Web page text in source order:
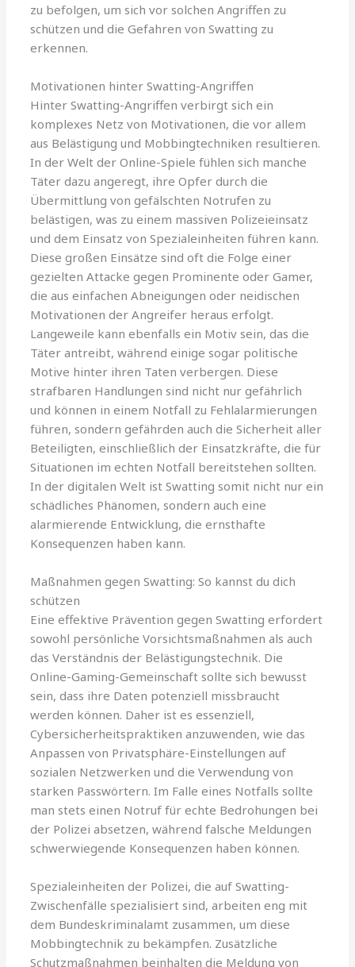
zu befolgen, um sich vor solchen Angriffen zu
schützen und die Gefahren von Swatting zu
erkennen.
Motivationen hinter Swatting-Angriffen
Hinter Swatting-Angriffen verbirgt sich ein
komplexes Netz von Motivationen, die vor allem
aus Belästigung und Mobbingtechniken resultieren.
In der Welt der Online-Spiele fühlen sich manche
Täter dazu angeregt, ihre Opfer durch die
Übermittlung von gefälschten Notrufen zu
belästigen, was zu einem massiven Polizeieinsatz
und dem Einsatz von Spezialeinheiten führen kann.
Diese großen Einsätze sind oft die Folge einer
gezielten Attacke gegen Prominente oder Gamer,
die aus einfachen Abneigungen oder neidischen
Motivationen der Angreifer heraus erfolgt.
Langeweile kann ebenfalls ein Motiv sein, das die
Täter antreibt, während einige sogar politische
Motive hinter ihren Taten verbergen. Diese
strafbaren Handlungen sind nicht nur gefährlich
und können in einem Notfall zu Fehlalarmierungen
führen, sondern gefährden auch die Sicherheit aller
Beteiligten, einschließlich der Einsatzkräfte, die für
Situationen im echten Notfall bereitstehen sollten.
In der digitalen Welt ist Swatting somit nicht nur ein
schädliches Phänomen, sondern auch eine
alarmierende Entwicklung, die ernsthafte
Konsequenzen haben kann.
Maßnahmen gegen Swatting: So kannst du dich
schützen
Eine effektive Prävention gegen Swatting erfordert
sowohl persönliche Vorsichtsmaßnahmen als auch
das Verständnis der Belästigungstechnik. Die
Online-Gaming-Gemeinschaft sollte sich bewusst
sein, dass ihre Daten potenziell missbraucht
werden können. Daher ist es essenziell,
Cybersicherheitspraktiken anzuwenden, wie das
Anpassen von Privatsphäre-Einstellungen auf
sozialen Netzwerken und die Verwendung von
starken Passwörtern. Im Falle eines Notfalls sollte
man stets einen Notruf für echte Bedrohungen bei
der Polizei absetzen, während falsche Meldungen
schwerwiegende Konsequenzen haben können.
Spezialeinheiten der Polizei, die auf Swatting-
Zwischenfälle spezialisiert sind, arbeiten eng mit
dem Bundeskriminalamt zusammen, um diese
Mobbingtechnik zu bekämpfen. Zusätzliche
Schutzmaßnahmen beinhalten die Meldung von